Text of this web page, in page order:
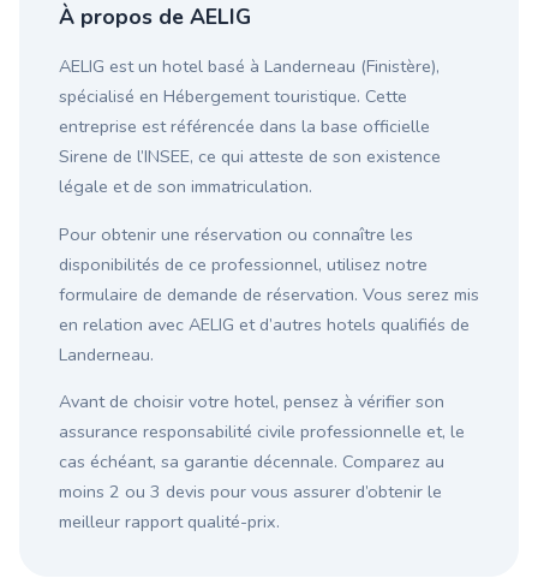
À propos de AELIG
AELIG est un hotel basé à Landerneau (Finistère),
spécialisé en Hébergement touristique. Cette
entreprise est référencée dans la base officielle
Sirene de l’INSEE, ce qui atteste de son existence
légale et de son immatriculation.
Pour obtenir une réservation ou connaître les
disponibilités de ce professionnel, utilisez notre
formulaire de demande de réservation. Vous serez mis
en relation avec AELIG et d’autres hotels qualifiés de
Landerneau.
Avant de choisir votre hotel, pensez à vérifier son
assurance responsabilité civile professionnelle et, le
cas échéant, sa garantie décennale. Comparez au
moins 2 ou 3 devis pour vous assurer d’obtenir le
meilleur rapport qualité-prix.